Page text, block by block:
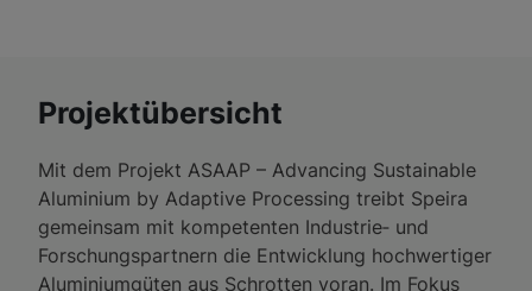
Projektübersicht
Mit dem Projekt ASAAP – Advancing Sustainable
Aluminium by Adaptive Processing treibt Speira
gemeinsam mit kompetenten Industrie‑ und
Forschungspartnern die Entwicklung hochwertiger
Aluminiumgüten aus Schrotten voran. Im Fokus